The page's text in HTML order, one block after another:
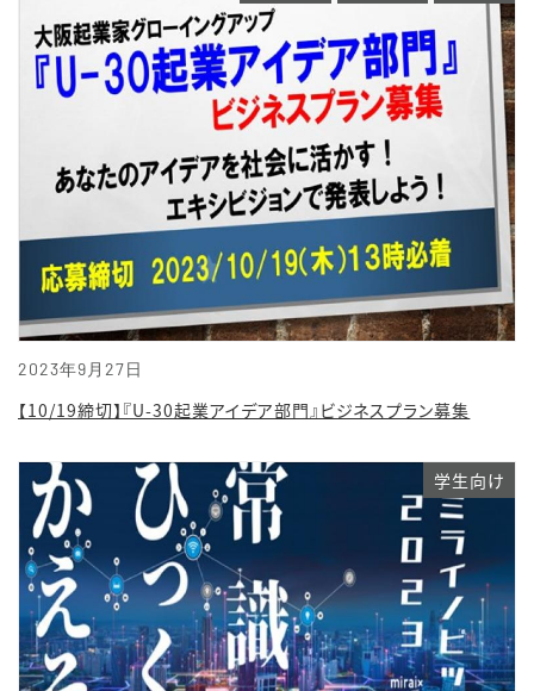
2023年9月27日
【10/19締切】『U-30起業アイデア部門』ビジネスプラン募集
学生向け